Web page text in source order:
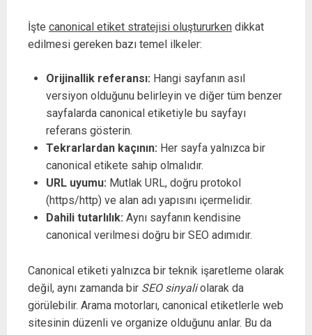
İşte canonical etiket stratejisi oluştururken dikkat
edilmesi gereken bazı temel ilkeler:
Orijinallik referansı: Hangi sayfanın asıl
versiyon olduğunu belirleyin ve diğer tüm benzer
sayfalarda canonical etiketiyle bu sayfayı
referans gösterin.
Tekrarlardan kaçının: Her sayfa yalnızca bir
canonical etikete sahip olmalıdır.
URL uyumu: Mutlak URL, doğru protokol
(https/http) ve alan adı yapısını içermelidir.
Dahili tutarlılık: Aynı sayfanın kendisine
canonical verilmesi doğru bir SEO adımıdır.
Canonical etiketi yalnızca bir teknik işaretleme olarak
değil, aynı zamanda bir SEO sinyaliolarak da
görülebilir. Arama motorları, canonical etiketlerle web
sitesinin düzenli ve organize olduğunu anlar. Bu da